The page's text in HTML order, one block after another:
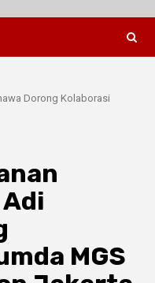
Dorong Kolaborasi
MGS